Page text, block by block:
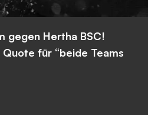
gegen Hertha BSC!
für “beide Teams